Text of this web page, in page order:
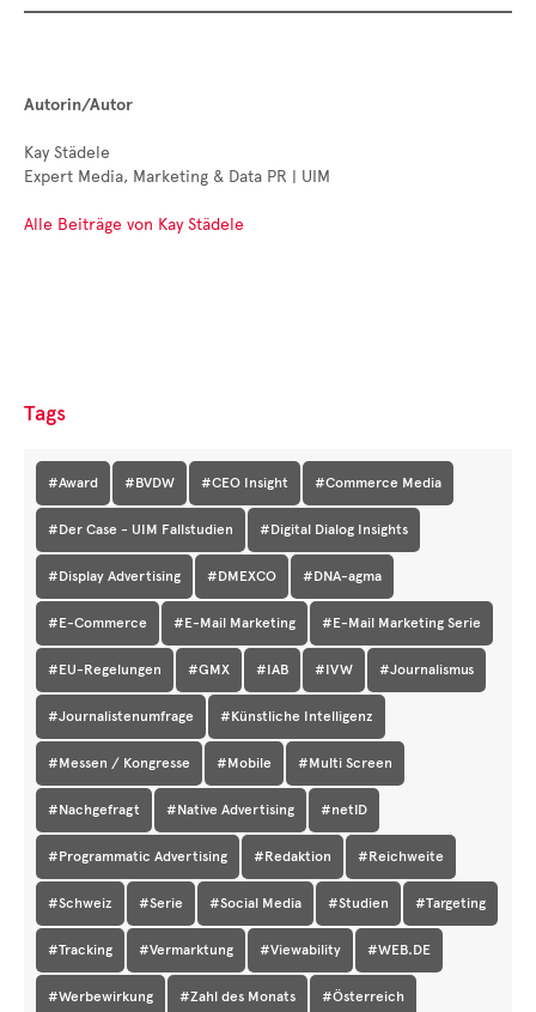
Autorin/Autor
Kay Städele
Expert Media, Marketing & Data PR | UIM
Alle Beiträge von Kay Städele
Tags
#Award #BVDW #CEO Insight #Commerce Media
#Der Case - UIM Fallstudien #Digital Dialog Insights
#Display Advertising #DMEXCO #DNA-agma
#E-Commerce #E-Mail Marketing #E-Mail Marketing Serie
#EU-Regelungen #GMX #IAB #IVW #Journalismus
#Journalistenumfrage #Künstliche Intelligenz
#Messen / Kongresse #Mobile #Multi Screen
#Nachgefragt #Native Advertising #netID
#Programmatic Advertising #Redaktion #Reichweite
#Schweiz #Serie #Social Media #Studien #Targeting
#Tracking #Vermarktung #Viewability #WEB.DE
#Werbewirkung #Zahl des Monats #Österreich